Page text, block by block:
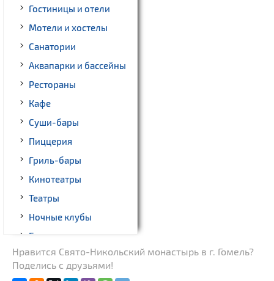
Гостиницы и отели
Мотели и хостелы
Санатории
Аквапарки и бассейны
Рестораны
Кафе
Суши-бары
Пиццерия
Гриль-бары
Кинотеатры
Театры
Ночные клубы
Боулинг
Бильярд
Нравится Свято-Никольский монастырь в г. Гомель?
Поделись с друзьями!